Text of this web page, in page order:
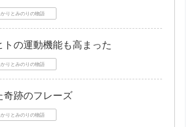
かりとみのりの物語
トの運動機能も高まった
かりとみのりの物語
奇跡のフレーズ
かりとみのりの物語